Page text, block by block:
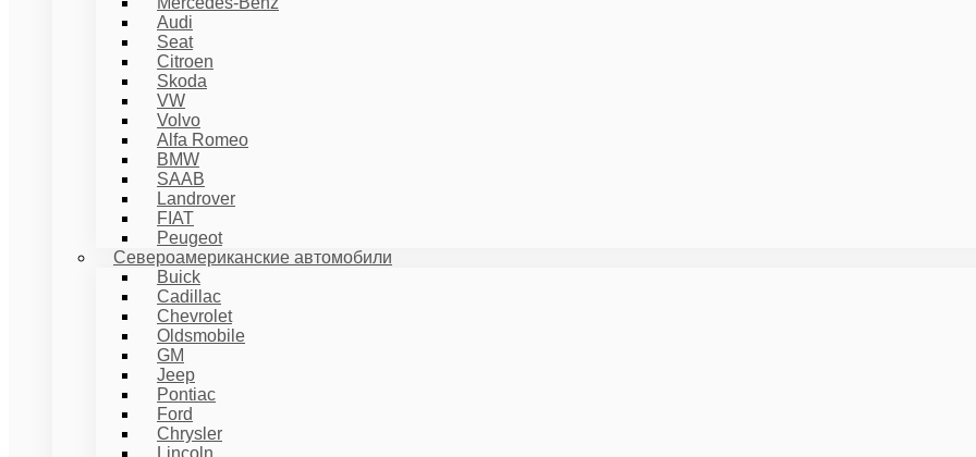
Audi
Seat
Citroen
Skoda
VW
Volvo
Alfa Romeo
BMW
SAAB
Landrover
FIAT
Peugeot
Североамериканские автомобили
Buick
Cadillac
Chevrolet
Oldsmobile
GM
Jeep
Pontiac
Ford
Chrysler
Lincoln